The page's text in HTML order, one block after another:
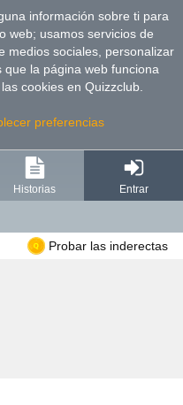
información sobre ti para
web; usamos servicios de
medios sociales, personalizar
la página web funciona
cookies en Quizzclub.
preferencias
Historias Entrar
Probar las inderectas